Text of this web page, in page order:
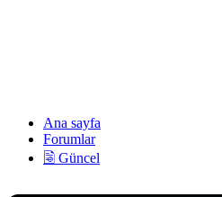
Ana sayfa
Forumlar
🗟 Güncel